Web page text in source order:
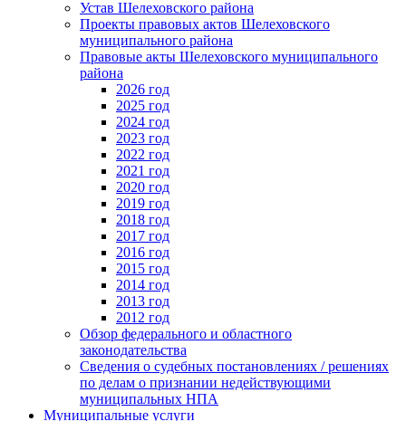
Устав Шелеховского района
Проекты правовых актов Шелеховского
муниципального района
Правовые акты Шелеховского муниципального
района
2026 год
2025 год
2024 год
2023 год
2022 год
2021 год
2020 год
2019 год
2018 год
2017 год
2016 год
2015 год
2014 год
2013 год
2012 год
Обзор федерального и областного
законодательства
Сведения о судебных постановлениях / решениях
по делам о признании недействующими
муниципальных НПА
Муниципальные услуги